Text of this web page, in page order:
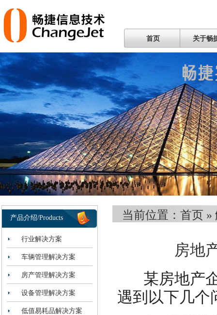
首页 关于畅
产品介绍/Products
行业解决方案
车辆管理解决方案
房产管理解决方案
设备管理解决方案
低值易耗品解决方案
当前位置： 首页 »
房地
某房地产
遇到以下几个